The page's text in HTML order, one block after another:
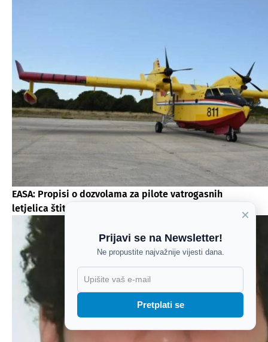
EASA: Propisi o dozvolama za pilote vatrogasnih
letjelica štite posadu i građane
×
Prijavi se na Newsletter!
Ne propustite najvažnije vijesti dana.
Pretplati se